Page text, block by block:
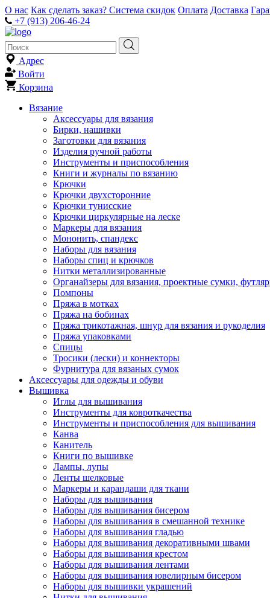
О нас Как сделать заказ? Система скидок Оплата Доставка
+7 (913) 206-46-24
Адрес
Войти
Корзина
Вязание
Аксессуары для вязания
Бирки, нашивки
Заготовки для вязания
Изделия ручной работы
Инструменты и приспособления
Книги и журналы по вязанию
Крючки
Крючки двухсторонние
Крючки тунисские
Крючки циркулярные на леске
Маркеры для вязания
Мононить, спандекс
Наборы для вязания
Наборы спиц и крючков
Нитки металлизированные
Органайзеры для вязания, проектные сумки,
Помпоны
Пряжа в мотках
Пряжа на бобинах
Пряжа трикотажная, шнур для вязания и рукоделия
Пряжа упаковками
Спицы
Тросики (лески) и коннекторы
Фурнитура для вязаных сумок
Аксессуары для одежды и обуви
Вышивка
Иглы для вышивания
Инструменты для ковроткачества
Инструменты и приспособления для вышивания
Канва
Канитель
Книги по вышивке
Лампы, лупы
Ленты шелковые
Маркеры и карандаши для ткани
Наборы для вышивания
Наборы для вышивания бисером
Наборы для вышивания в смешанной технике
Наборы для вышивания гладью
Наборы для вышивания декоративными швами
Наборы для вышивания крестом
Наборы для вышивания лентами
Наборы для вышивания ювелирным бисером
Наборы для вышивки украшений